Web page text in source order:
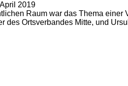
2019
Raum war das Thema einer
des Ortsverbandes Mitte, und